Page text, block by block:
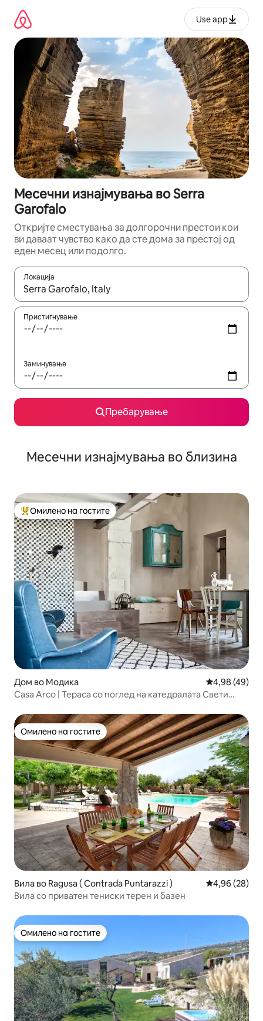
содржина
Use app
Месечни изнајмувања во Serra
Garofalo
Откријте сместувања за долгорочни престои кои
ви даваат чувство како да сте дома за престој од
еден месец или подолго.
Локација
Кога резултатите се достапни, движете се со копчињата
Пристигнување
Заминување
Пребарување
Месечни изнајмувања во близина
Меѓу најуспешните „Омилени на гостите“
Омилено на гостите
Дом во Модика Просечна
4,98 (49)
Casa Arco | Тераса со поглед на катедралата Свети
Омилено на гостите
Омилено на гостите
Вила во Ragusa ( Contrada Puntarazzi ) Просечна
4,96 (28)
Вила со приватен тениски терен и базен
Омилено на гостите
Омилено на гостите